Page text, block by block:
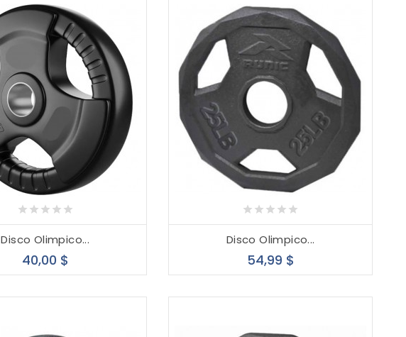
Disco Olimpico...
40,00 $
Disco Olimpico...
54,99 $